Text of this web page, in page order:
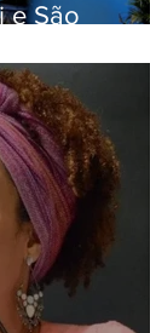
e São
médio; veja